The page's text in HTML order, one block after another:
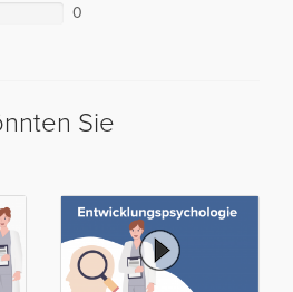
0
Sie